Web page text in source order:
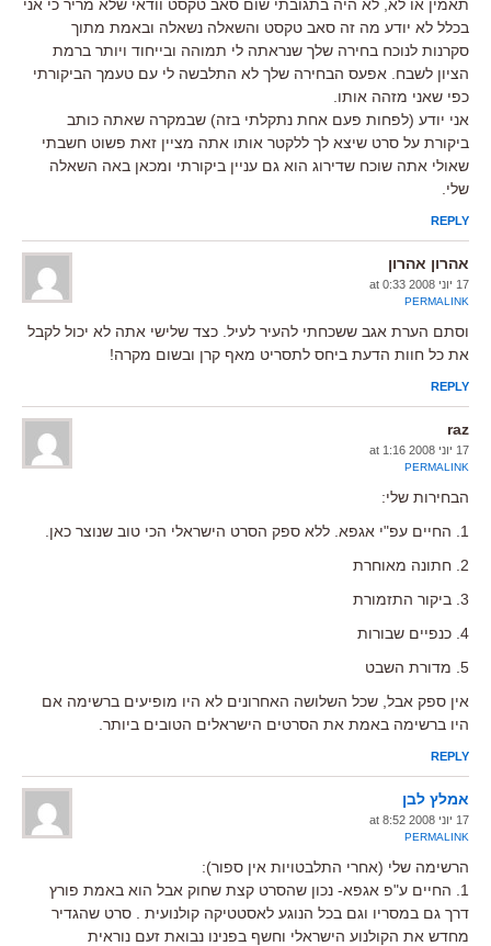
תאמין או לא, לא היה בתגובתי שום סאב טקסט וודאי שלא מריר כי אני
בכלל לא יודע מה זה סאב טקסט והשאלה נשאלה ובאמת מתוך
סקרנות לנוכח בחירה שלך שנראתה לי תמוהה ובייחוד ויותר ברמת
הציון לשבח. אפעס הבחירה שלך לא התלבשה לי עם טעמך הביקורתי
כפי שאני מזהה אותו.
אני יודע (לפחות פעם אחת נתקלתי בזה) שבמקרה שאתה כותב
ביקורת על סרט שיצא לך ללקטר אותו אתה מציין זאת פשוט חשבתי
שאולי אתה שוכח שדירוג הוא גם עניין ביקורתי ומכאן באה השאלה
שלי.
REPLY
אהרון אהרון
17 יוני 2008 at 0:33
PERMALINK
וסתם הערת אגב ששכחתי להעיר לעיל. כצד שלישי אתה לא יכול לקבל
את כל חוות הדעת ביחס לתסריט מאף קרן ובשום מקרה!
REPLY
raz
17 יוני 2008 at 1:16
PERMALINK
הבחירות שלי:
1. החיים עפ"י אגפא. ללא ספק הסרט הישראלי הכי טוב שנוצר כאן.
2. חתונה מאוחרת
3. ביקור התזמורת
4. כנפיים שבורות
5. מדורת השבט
אין ספק אבל, שכל השלושה האחרונים לא היו מופיעים ברשימה אם
היו ברשימה באמת את הסרטים הישראלים הטובים ביותר.
REPLY
אמלץ לבן
17 יוני 2008 at 8:52
PERMALINK
הרשימה שלי (אחרי התלבטויות אין ספור):
1. החיים ע"פ אגפא- נכון שהסרט קצת שחוק אבל הוא באמת פורץ
דרך גם במסריו וגם בכל הנוגע לאסטטיקה קולנועית . סרט שהגדיר
מחדש את הקולנוע הישראלי וחשף בפנינו נבואת זעם נוראית